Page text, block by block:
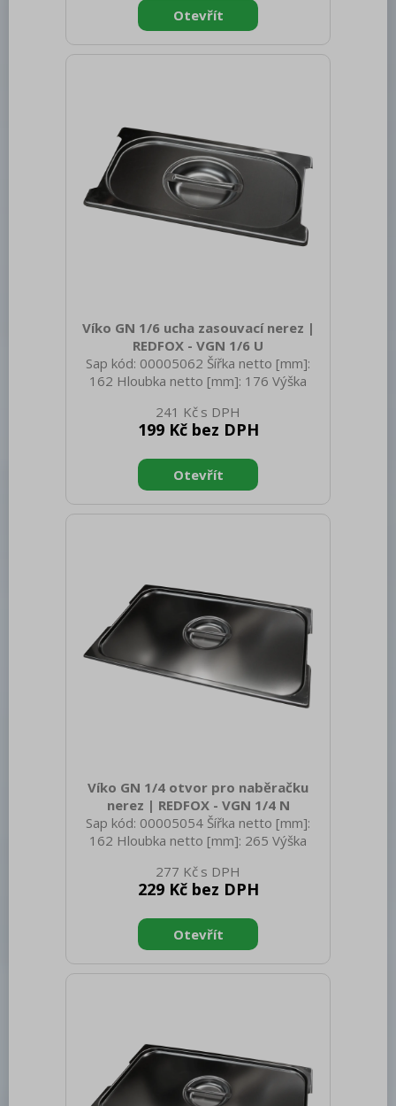
Materiál: Nerez Těsnění: Ne Úchyty: Ne
Vnější barva zařízení: Nerezové Velikost
GN / EN zařízení [mm]: GN 1/6 Otvor
Víko GN 1/6 ucha zasouvací nerez |
REDFOX - VGN 1/6 U
Sap kód: 00005062 Šířka netto [mm]:
162 Hloubka netto [mm]: 176 Výška
0.20 Šířka brutto [mm]: 550 Hloubka
brutto [mm]: 350 Výška brutto [mm]:
Materiál: Nerez Těsnění: Ne Úchyty: Ano
Vnější barva zařízení: Nerezové Velikost
GN / EN zařízení [mm]: GN 1/6 Otvor
241 Kč
199 Kč bez DPH
Víko GN 1/4 otvor pro naběračku
nerez | REDFOX - VGN 1/4 N
Sap kód: 00005054 Šířka netto [mm]:
162 Hloubka netto [mm]: 265 Výška
0.30 Šířka brutto [mm]: 550 Hloubka
brutto [mm]: 350 Výška brutto [mm]:
Materiál: Nerez Těsnění: Ne Úchyty: Ne
Vnější barva zařízení: Nerezové Velikost
GN / EN zařízení [mm]: GN 1/4 Otvor
277 Kč
229 Kč bez DPH